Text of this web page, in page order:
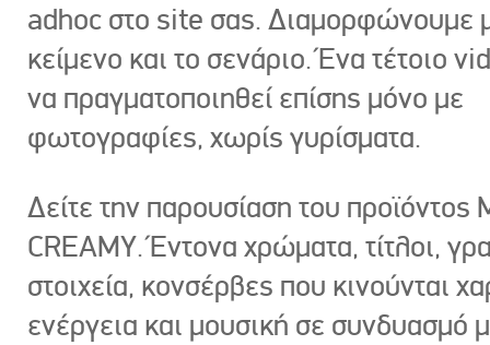
adhoc στο site σας. Διαμορφώνουμε
κείμενο και το σενάριο. Ένα τέτοιο
να πραγματοποιηθεί επίσης μόνο με
φωτογραφίες, χωρίς γυρίσματα.
Δείτε την παρουσίαση του προϊόντος
CREAMY. Έντονα χρώματα, τίτλοι,
στοιχεία, κονσέρβες που κινούνται
ενέργεια και μουσική σε συνδυασμό